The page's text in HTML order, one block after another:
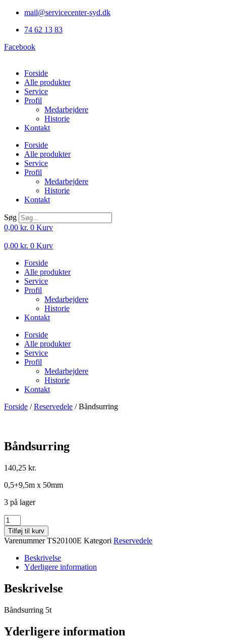
Videre
indhold
mail@servicecenter-syd.dk
74 62 13 83
Facebook
Forside
Alle produkter
Service
Profil
Medarbejdere
Historie
Kontakt
Forside
Alle produkter
Service
Profil
Medarbejdere
Historie
Kontakt
Søg
0,00 kr. 0 Kurv
0,00 kr. 0 Kurv
Forside
Alle produkter
Service
Profil
Medarbejdere
Historie
Kontakt
Forside
Alle produkter
Service
Profil
Medarbejdere
Historie
Kontakt
Forside /Reservedele / Båndsurring
Båndsurring
140,25 kr.
0,5+9,5m x 50mm
3 på lager
Båndsurring
antal
Tilføj til kurv
VarenummerTS20100E Kategori Reservedele
Beskrivelse
Yderligere information
Beskrivelse
Båndsurring 5t
Yderligere information